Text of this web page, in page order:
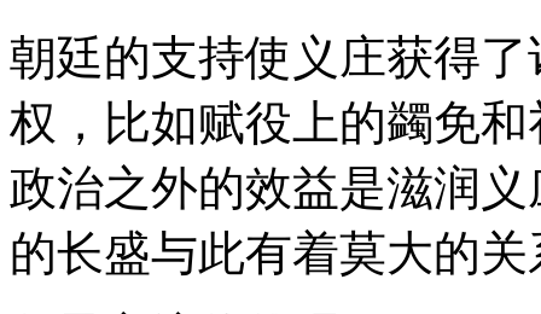
朝廷的支持使义庄获得
权，比如赋役上的蠲免
政治之外的效益是滋润
的长盛与此有着莫大的关